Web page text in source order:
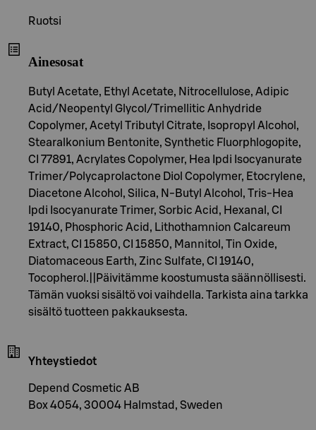
Ruotsi
Ainesosat
Butyl Acetate, Ethyl Acetate, Nitrocellulose, Adipic
Acid/Neopentyl Glycol/Trimellitic Anhydride
Copolymer, Acetyl Tributyl Citrate, Isopropyl Alcohol,
Stearalkonium Bentonite, Synthetic Fluorphlogopite,
CI 77891, Acrylates Copolymer, Hea Ipdi Isocyanurate
Trimer/Polycaprolactone Diol Copolymer, Etocrylene,
Diacetone Alcohol, Silica, N-Butyl Alcohol, Tris-Hea
Ipdi Isocyanurate Trimer, Sorbic Acid, Hexanal, CI
19140, Phosphoric Acid, Lithothamnion Calcareum
Extract, CI 15850, CI 15850, Mannitol, Tin Oxide,
Diatomaceous Earth, Zinc Sulfate, CI 19140,
Tocopherol.||Päivitämme koostumusta säännöllisesti.
Tämän vuoksi sisältö voi vaihdella. Tarkista aina tarkka
sisältö tuotteen pakkauksesta.
Yhteystiedot
Depend Cosmetic AB
Box 4054, 30004 Halmstad, Sweden